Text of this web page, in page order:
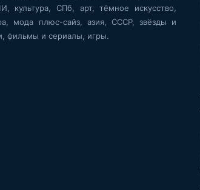
культура, СПб, арт, тёмное искусство,
мода плюс-сайз, азия, СССР, звёзды и
фильмы и сериалы, игры.